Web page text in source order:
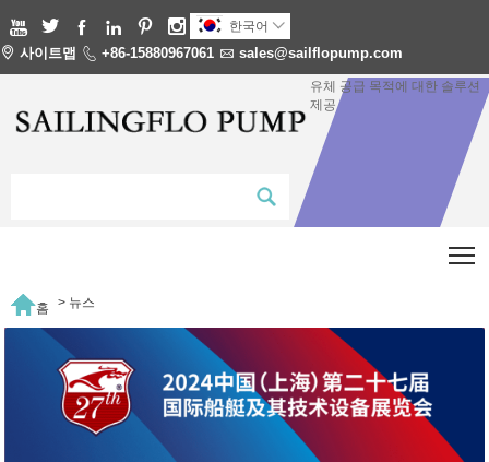
      한국어 
 사이트맵  +86-15880967061  sales@sailflopump.com
유체 공급 목적에 대한 솔루션
제공
홈 > 뉴스